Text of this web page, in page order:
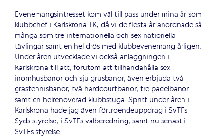
Evenemangsintresset kom väl till pass under mina år som
klubbchef i Karlskrona TK, då vi de flesta år anordnade så
många som tre internationella och sex nationella
tävlingar samt en hel drös med klubbevenemang årligen.
Under åren utvecklade vi också anläggningen i
Karlskrona till att, förutom att tillhandahålla sex
inomhusbanor och sju grusbanor, även erbjuda två
grästennisbanor, två hardcourtbanor, tre padelbanor
samt en helrenoverad klubbstuga. Spritt under åren i
Karlskrona hade jag även förtroendeuppdrag i SvTFs
Syds styrelse, i SvTFs valberedning, samt nu senast i
SvTFs styrelse.